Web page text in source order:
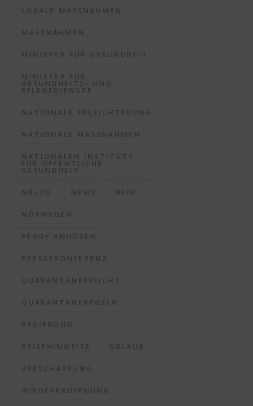
LOKALE MASSNAHMEN
MASSNAHMEN
MINISTER FÜR GESUNDHEIT
MINISTER FÜR
GESUNDHEITS- UND
PFLEGEDIENSTE
NATIONALE ERLEICHTERUNG
NATIONALE MASSNAHMEN
NATIONALEN INSTITUTS
FÜR ÖFFENTLICHE
GESUNDHEIT
NBLOG NEWS NIPH
NORWEGEN
PEGGY KNUDSEN
PRESSEKONFERENZ
QUARANTÄNEPFLICHT
QUARANTÄNEREGELN
REGIERUNG
REISEHINWEISE URLAUB
VERSCHÄRFUNG
WIEDERERÖFFNUNG